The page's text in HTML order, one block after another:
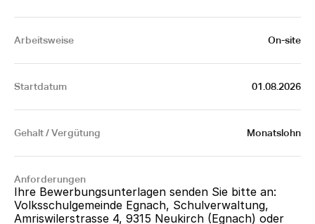
Arbeitsweise On-site
Startdatum 01.08.2026
Gehalt / Vergütung Monatslohn
Anforderungen
Ihre Bewerbungsunterlagen senden Sie bitte an:
Volksschulgemeinde Egnach, Schulverwaltung,